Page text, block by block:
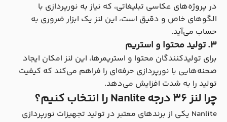
در پروژه‌های عکاسی تبلیغاتی، که نیاز به نورپردازی با
الگوهای خاص و دقیق است، این لنز یک ابزار ضروری به
حساب می‌آید.
۳. تولید محتوا و استریم
برای تولیدکنندگان محتوا و استریمرها، این لنز امکان ایجاد
صحنه‌هایی با نورپردازی حرفه‌ای را فراهم می‌کند که کیفیت
تولید را به شدت افزایش می‌دهد.
چرا لنز 36 درجه Nanlite را انتخاب کنیم؟
Nanlite یکی از برندهای معتبر در تولید تجهیزات نورپردازی